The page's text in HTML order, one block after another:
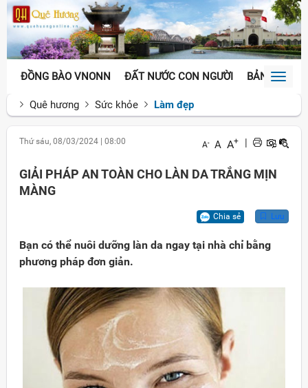
ĐỒNG BÀO VNONN ĐẤT NƯỚC CON NGƯỜI BẢN SẮCToggle
Quê hương
Sức khỏe Làm đẹp
Thứ sáu, 08/03/2024 08:00 A- A A+
GIẢI PHÁP AN TOÀN CHO LÀN DA TRẮNG MỊN
MÀNG
Chia sẻ Lưu
Bạn có thể nuôi dưỡng làn da ngay tại nhà chỉ bằng
phương pháp đơn giản.